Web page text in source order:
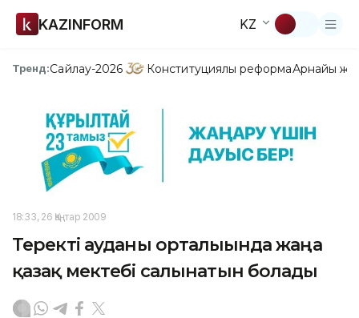
KAZINFORM KZ
Тренд:Сайлау-2026 Конституциялық реформаАрнайы
18:33, 26 Қаңтар 2009
Теректі ауданы орталығында жаңа
қазақ мектебі салынатын болады